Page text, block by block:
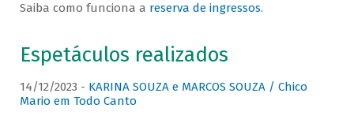
Saiba como funciona a reserva de ingressos.
Espetáculos realizados
14/12/2023 - KARINA SOUZA e MARCOS SOUZA / Chico
Mario em Todo Canto